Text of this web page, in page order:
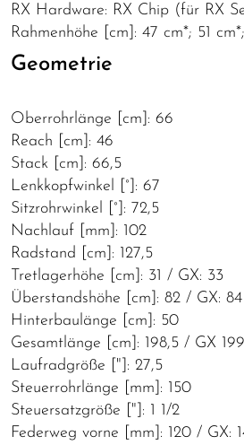
RX Hardware: RX Chip (für RX
Rahmenhöhe [cm]: 47 cm*; 51
Geometrie
Oberrohrlänge [cm]: 66
Reach [cm]: 46
Stack [cm]: 66,5
Lenkkopfwinkel [°]: 67
Sitzrohrwinkel [°]: 72,5
Nachlauf [mm]: 102
Radstand [cm]: 127,5
Tretlagerhöhe [cm]: 31 / GX: 33
Überstandshöhe [cm]: 82 / GX: 84
Hinterbaulänge [cm]: 50
Gesamtlänge [cm]: 198,5 / GX
Laufradgröße ["]: 27,5
Steuerrohrlänge [mm]: 150
Steuersatzgröße ["]: 1 1/2
Federweg vorne [mm]: 120 / GX: